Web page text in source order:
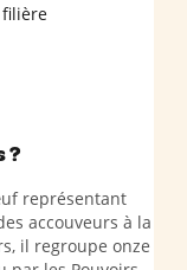
filière
?
représentant
accouveurs à la
il regroupe onze